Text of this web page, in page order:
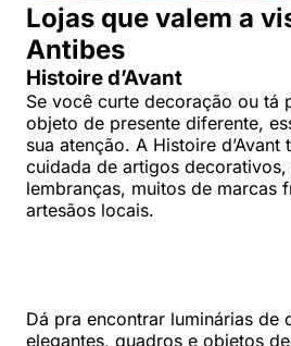
Lojas que valem a
Antibes
Histoire d’Avant
Se você curte decoração ou tá
objeto de presente diferente,
sua atenção. A Histoire d’Avant
cuidada de artigos
lembranças, muitos de marcas
artesãos locais.
Dá pra encontrar luminárias de
elegantes, quadros e objetos